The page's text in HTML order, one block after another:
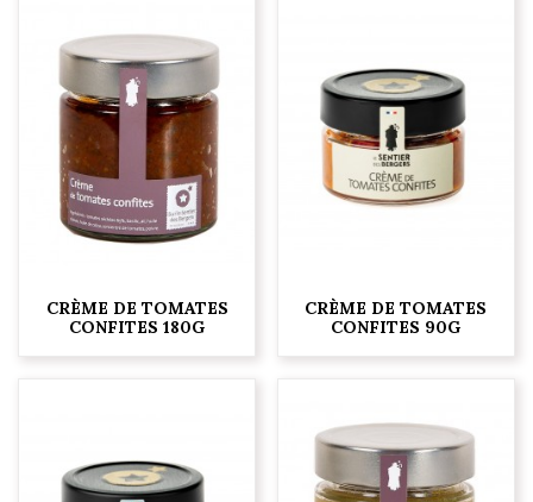
CRÈME DE TOMATES
CONFITES 180G
CRÈME DE TOMATES
CONFITES 90G